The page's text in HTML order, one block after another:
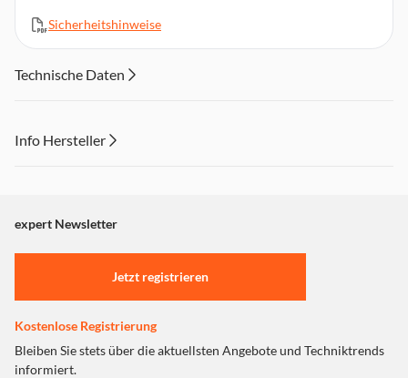
Integrierter Brötchenaufsatz
11,8 x18,4 x 39,5 cm
Manuelle Lift-Funktion für einfaches Entnehmen kleiner
Sicherheitshinweise
Technische Daten
Info Hersteller
"Marketing".
Einstellungen anpassen
expert Newsletter
Jetzt registrieren
Kostenlose Registrierung
Bleiben Sie stets über die aktuellsten Angebote und Techniktrends
informiert.